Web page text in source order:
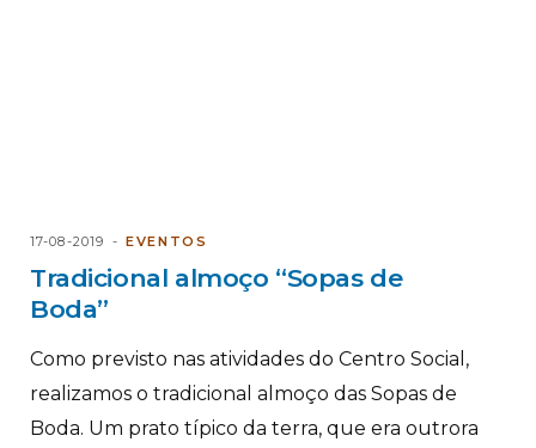
17-08-2019 EVENTOS
Tradicional almoço “Sopas de
Boda”
Como previsto nas atividades do Centro Social,
realizamos o tradicional almoço das Sopas de
Boda. Um prato típico da terra, que era outrora